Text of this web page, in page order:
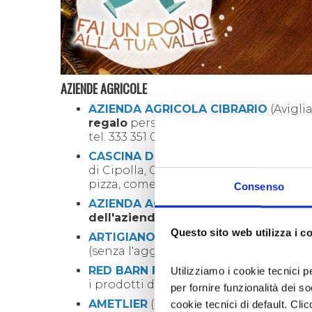
Consenso
Questo sito web utilizza i
Utilizziamo i cookie tecnici
per fornire funzionalità dei
cookie tecnici di default.
AZIENDE AGRICOLE
AZIENDA AGRICOLA CIBRARIO
regalo personalizzate e
tel. 333 351 0018.
CASCINA DRUBI
di Cipolla, Cipolline in agrodolce,
pizza, come antipasto e nelle insalate,
AZIENDA AGRICOLA GIOVALE
dell'azienda
ARTIGIANO DEL MIELE(Inverso
(senza l'aggiunta di zuccheri e
RED BARN FARM VALSUSA(Caprie).
i prodotti del territorio. Tel. 347 950
AMETLIER (Susa). Cestini natalizi